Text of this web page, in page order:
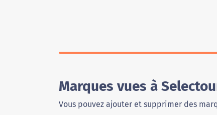
Marques vues à
Vous pouvez ajouter et supprimer des